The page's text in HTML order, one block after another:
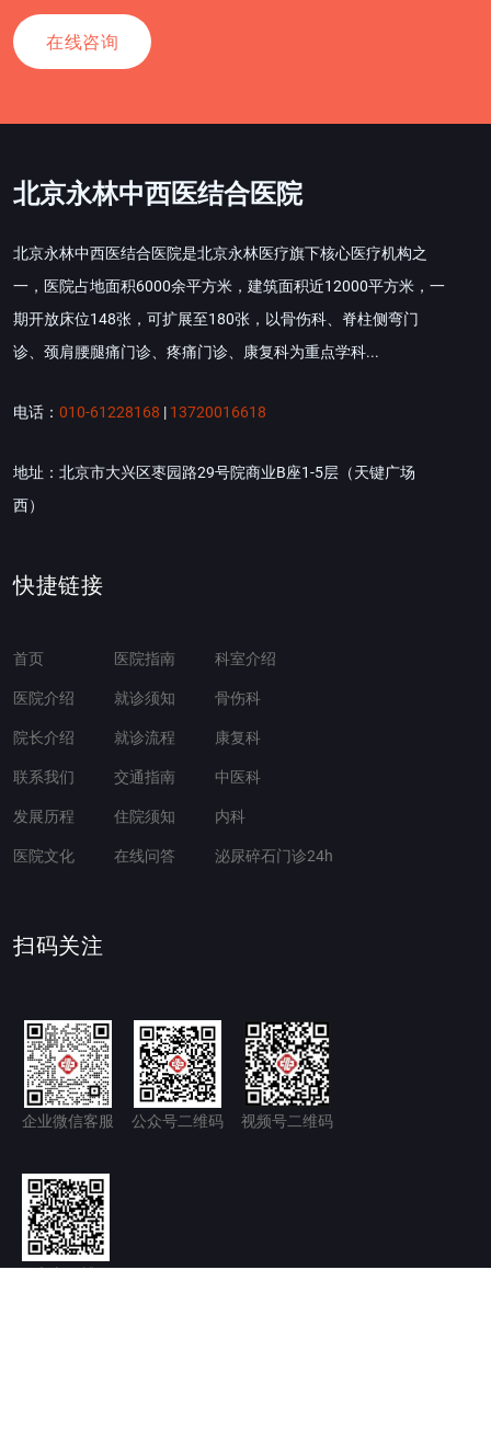
在线咨询
北京永林中西医结合医院
北京永林中西医结合医院是北京永林医疗旗下核心医疗机构之
一，医院占地面积6000余平方米，建筑面积近12000平方米，一
期开放床位148张，可扩展至180张，以骨伤科、脊柱侧弯门
诊、颈肩腰腿痛门诊、疼痛门诊、康复科为重点学科...
电话： 010-61228168 | 13720016618
地址：北京市大兴区枣园路29号院商业B座1-5层（天键广场
西）
快捷链接
首页
医院介绍
院长介绍
联系我们
发展历程
医院文化
医院指南
就诊须知
就诊流程
交通指南
住院须知
在线问答
科室介绍
骨伤科
康复科
中医科
内科
泌尿碎石门诊24h
扫码关注
企业微信客服 公众号二维码 视频号二维码